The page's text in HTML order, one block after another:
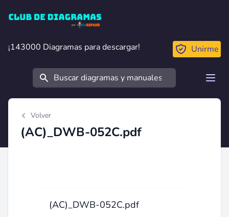
Club de Diagramas
¡143000 Diagramas para descargar!
¡143000 Diagramas para descargar! Unirme
Buscar
Volver
(AC)_DWB-052C.pdf
(AC)_DWB-052C.pdf